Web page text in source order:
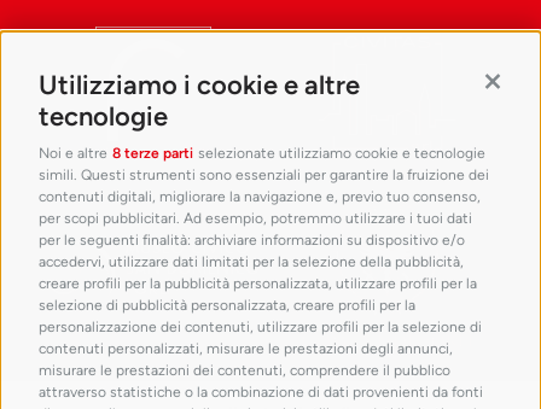
Utilizziamo i cookie e altre
tecnologie
Noi e altre 8 terze parti selezionate utilizziamo cookie e tecnologie
simili. Questi strumenti sono essenziali per garantire la fruizione dei
contenuti digitali, migliorare la navigazione e, previo tuo consenso,
per scopi pubblicitari. Ad esempio, potremmo utilizzare i tuoi dati
per le seguenti finalità: archiviare informazioni su dispositivo e/o
accedervi, utilizzare dati limitati per la selezione della pubblicità,
creare profili per la pubblicità personalizzata, utilizzare profili per la
selezione di pubblicità personalizzata, creare profili per la
personalizzazione dei contenuti, utilizzare profili per la selezione di
contenuti personalizzati, misurare le prestazioni degli annunci,
misurare le prestazioni dei contenuti, comprendere il pubblico
attraverso statistiche o la combinazione di dati provenienti da fonti